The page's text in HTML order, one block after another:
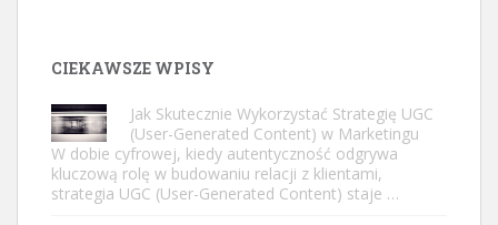
CIEKAWSZE WPISY
Jak Skutecznie Wykorzystać Strategię UGC
(User-Generated Content) w Marketingu
W dobie cyfrowej, kiedy autentyczność odgrywa
kluczową rolę w budowaniu relacji z klientami,
strategia UGC (User-Generated Content) staje …